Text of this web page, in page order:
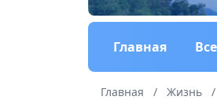
Главная
Главная / Жизнь /